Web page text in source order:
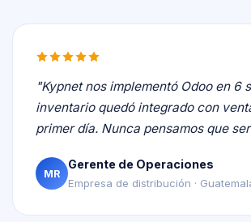
"Kypnet nos implementó Odoo en 6
inventario quedó integrado con
primer día. Nunca pensamos que
MR
Gerente de Operaciones
Empresa de distribución ·